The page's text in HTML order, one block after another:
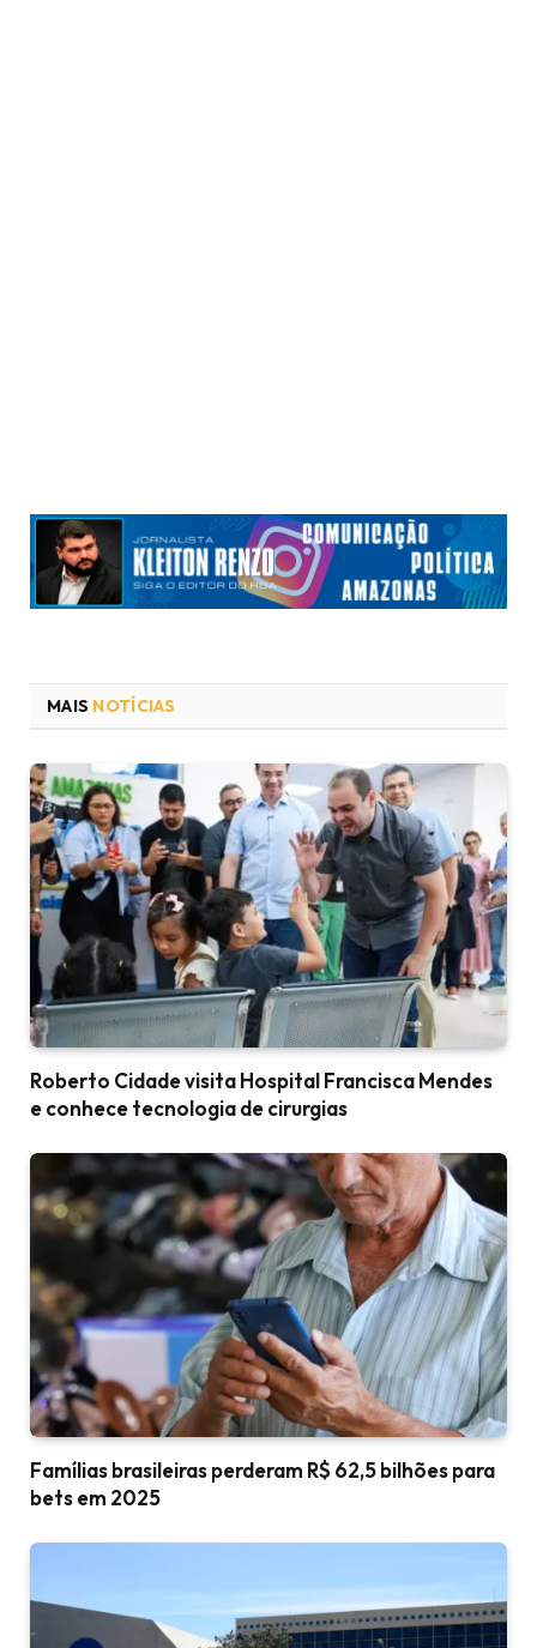
MAIS NOTÍCIAS
Roberto Cidade visita Hospital Francisca Mendes
e conhece tecnologia de cirurgias
Famílias brasileiras perderam R$ 62,5 bilhões para
bets em 2025